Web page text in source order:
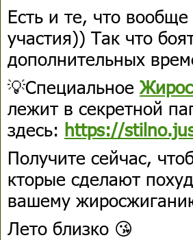
Есть и те, что
участия)) Так что
дополнительных
💡Специальное
лежит в секретной
здесь: https://
Получите сейчас,
кторые сделают
вашему
Лето близко 😘